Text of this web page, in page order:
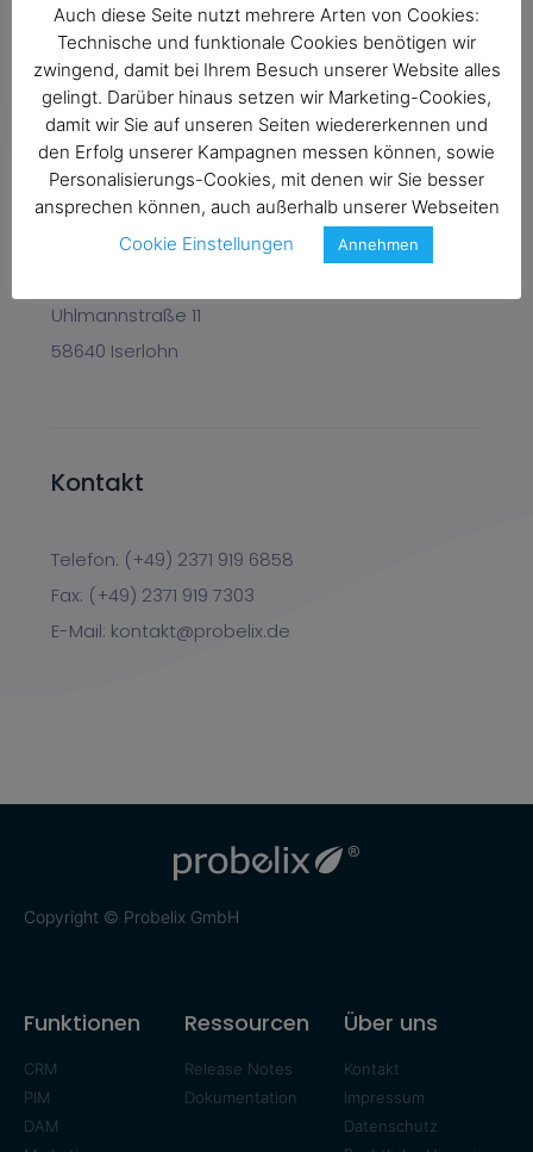
Anschrift
Uhlmannstraße 11
58640 Iserlohn
Kontakt
Telefon: (+49) 2371 919 6858
Fax: (+49) 2371 919 7303
E-Mail: kontakt@probelix.de
Copyright © Probelix GmbH
Funktionen
CRM
PIM
DAM
Ressourcen
Release Notes
Dokumentation
Über uns
Kontakt
Impressum
Datenschutz
Auch diese Seite nutzt mehrere Arten von Cookies:
Technische und funktionale Cookies benötigen wir
zwingend, damit bei Ihrem Besuch unserer Website alles
gelingt. Darüber hinaus setzen wir Marketing-Cookies,
damit wir Sie auf unseren Seiten wiedererkennen und
den Erfolg unserer Kampagnen messen können, sowie
Personalisierungs-Cookies, mit denen wir Sie besser
ansprechen können, auch außerhalb unserer Webseiten
Cookie Einstellungen
Annehmen